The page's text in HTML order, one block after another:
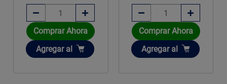
Comprar Ahora
Añadir
Agregar al
Comprar Ahora
Añadir
Agregar al